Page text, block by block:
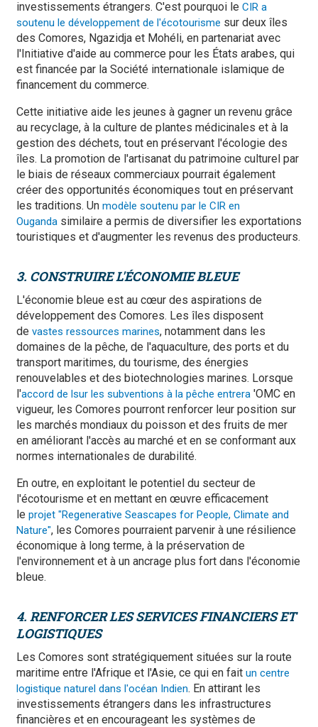
investissements étrangers. C'est pourquoi le CIR a
soutenu le développement de l'écotourisme sur deux îles
des Comores, Ngazidja et Mohéli, en partenariat avec
l'Initiative d'aide au commerce pour les États arabes, qui
est financée par la Société internationale islamique de
financement du commerce.
Cette initiative aide les jeunes à gagner un revenu grâce
au recyclage, à la culture de plantes médicinales et à la
gestion des déchets, tout en préservant l'écologie des
îles. La promotion de l'artisanat du patrimoine culturel par
le biais de réseaux commerciaux pourrait également
créer des opportunités économiques tout en préservant
les traditions. Un modèle soutenu par le CIR en
Ouganda similaire a permis de diversifier les exportations
touristiques et d'augmenter les revenus des producteurs.
3. CONSTRUIRE L'ÉCONOMIE BLEUE
L'économie bleue est au cœur des aspirations de
développement des Comores. Les îles disposent
de vastes ressources marines, notamment dans les
domaines de la pêche, de l'aquaculture, des ports et du
transport maritimes, du tourisme, des énergies
renouvelables et des biotechnologies marines. Lorsque
l'accord de lsur les subventions à la pêche entrera 'OMC en
vigueur, les Comores pourront renforcer leur position sur
les marchés mondiaux du poisson et des fruits de mer
en améliorant l'accès au marché et en se conformant aux
normes internationales de durabilité.
En outre, en exploitant le potentiel du secteur de
l'écotourisme et en mettant en œuvre efficacement
le projet "Regenerative Seascapes for People, Climate and
Nature", les Comores pourraient parvenir à une résilience
économique à long terme, à la préservation de
l'environnement et à un ancrage plus fort dans l'économie
bleue.
4. RENFORCER LES SERVICES FINANCIERS ET
LOGISTIQUES
Les Comores sont stratégiquement situées sur la route
maritime entre l'Afrique et l'Asie, ce qui en fait un centre
logistique naturel dans l'océan Indien. En attirant les
investissements étrangers dans les infrastructures
financières et en encourageant les systèmes de